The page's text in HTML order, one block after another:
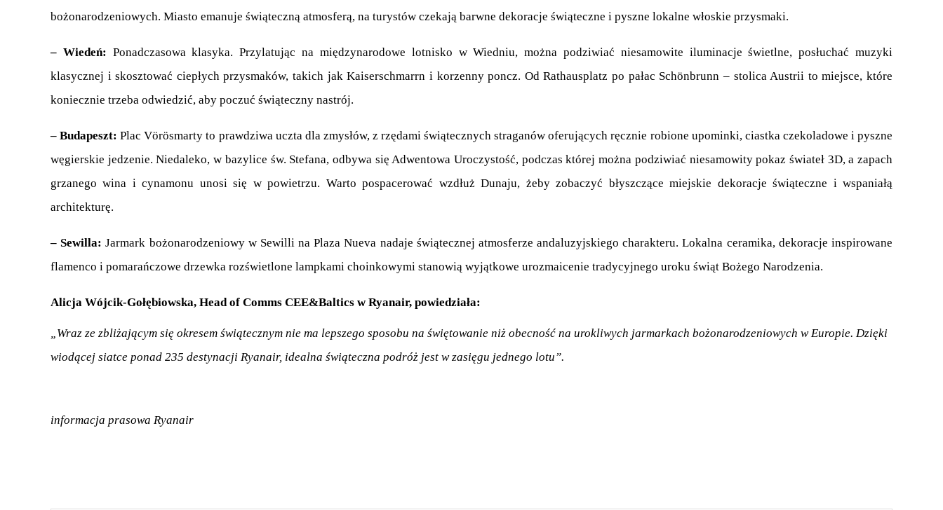
bożonarodzeniowych. Miasto emanuje świąteczną atmosferą, na turystów czekają barwne dekoracje świąteczne i pyszne lokalne włoskie przysmaki.
– Wiedeń: Ponadczasowa klasyka. Przylatując na międzynarodowe lotnisko w Wiedniu, można podziwiać niesamowite iluminacje świetlne, posłuchać muzyki
klasycznej i skosztować ciepłych przysmaków, takich jak Kaiserschmarrn i korzenny poncz. Od Rathausplatz po pałac Schönbrunn – stolica Austrii to miejsce, które
koniecznie trzeba odwiedzić, aby poczuć świąteczny nastrój.
– Budapeszt: Plac Vörösmarty to prawdziwa uczta dla zmysłów, z rzędami świątecznych straganów oferujących ręcznie robione upominki, ciastka czekoladowe i pyszne
węgierskie jedzenie. Niedaleko, w bazylice św. Stefana, odbywa się Adwentowa Uroczystość, podczas której można podziwiać niesamowity pokaz świateł 3D, a zapach
grzanego wina i cynamonu unosi się w powietrzu. Warto pospacerować wzdłuż Dunaju, żeby zobaczyć błyszczące miejskie dekoracje świąteczne i wspaniałą
architekturę.
– Sewilla: Jarmark bożonarodzeniowy w Sewilli na Plaza Nueva nadaje świątecznej atmosferze andaluzyjskiego charakteru. Lokalna ceramika, dekoracje inspirowane
flamenco i pomarańczowe drzewka rozświetlone lampkami choinkowymi stanowią wyjątkowe urozmaicenie tradycyjnego uroku świąt Bożego Narodzenia.
Alicja Wójcik-Gołębiowska, Head of Comms CEE&Baltics w Ryanair, powiedziała:
„Wraz ze zbliżającym się okresem świątecznym nie ma lepszego sposobu na świętowanie niż obecność na urokliwych jarmarkach bożonarodzeniowych w Europie. Dzięki
wiodącej siatce ponad 235 destynacji Ryanair, idealna świąteczna podróż jest w zasięgu jednego lotu”.
informacja prasowa Ryanair